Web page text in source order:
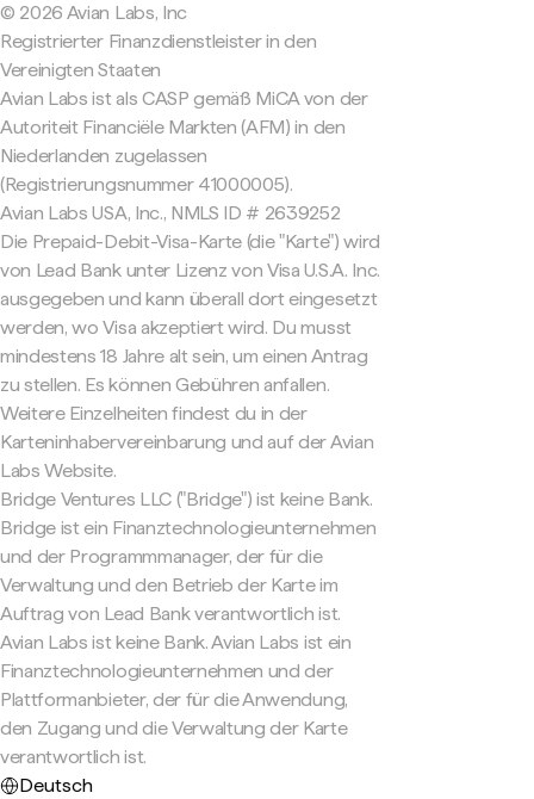
© 2026 Avian Labs, Inc
Registrierter Finanzdienstleister in den
Vereinigten Staaten
Avian Labs ist als CASP gemäß MiCA von der
Autoriteit Financiële Markten (AFM) in den
Niederlanden zugelassen
(Registrierungsnummer 41000005).
Avian Labs USA, Inc., NMLS ID # 2639252
Die Prepaid-Debit-Visa-Karte (die "Karte") wird
von Lead Bank unter Lizenz von Visa U.S.A. Inc.
ausgegeben und kann überall dort eingesetzt
werden, wo Visa akzeptiert wird. Du musst
mindestens 18 Jahre alt sein, um einen Antrag
zu stellen. Es können Gebühren anfallen.
Weitere Einzelheiten findest du in der
Karteninhabervereinbarung und auf der Avian
Labs Website.
Bridge Ventures LLC ("Bridge") ist keine Bank.
Bridge ist ein Finanztechnologieunternehmen
und der Programmmanager, der für die
Verwaltung und den Betrieb der Karte im
Auftrag von Lead Bank verantwortlich ist.
Avian Labs ist keine Bank. Avian Labs ist ein
Finanztechnologieunternehmen und der
Plattformanbieter, der für die Anwendung,
den Zugang und die Verwaltung der Karte
verantwortlich ist.
Deutsch